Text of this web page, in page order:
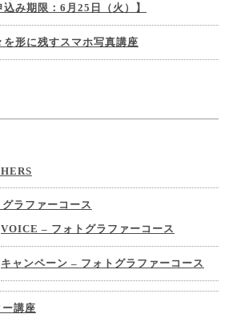
み期限：6月25日（火）】
を形に残すスマホ写真講座
グラファーコース
VOICE – フォトグラファーコース
キャンペーン – フォトグラファーコース
講座